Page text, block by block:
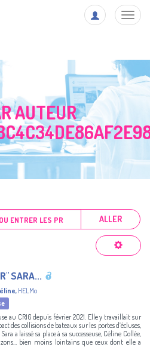
AUTEUR
ALLER
SARA...
, HELMo
au CRIG depuis février 2021. Elle y travaillait sur
des collisions de bateaux sur les portes d’écluses,
a laissé sa place à sa successeuse, Céline Collée,
bien moins lointains que ceux dont elle a